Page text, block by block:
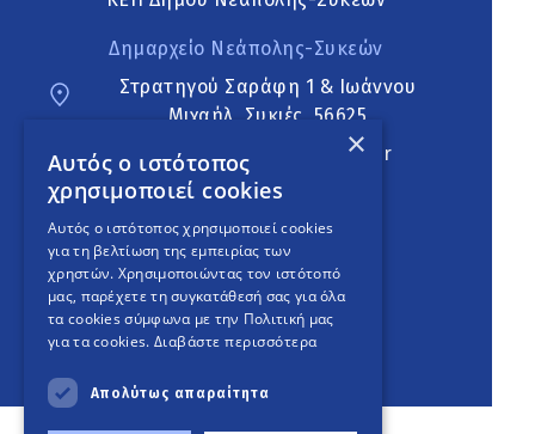
Δημαρχείο Νεάπολης-Συκεών
Στρατηγού Σαράφη 1 & Ιωάννου
Μιχαήλ, Συκιές, 56625
neapoli.sykies@ddt.gov.gr
Ακολουθήστε
English Version
An project
×
Αυτός ο ιστότοπος
χρησιμοποιεί cookies
Αυτός ο ιστότοπος χρησιμοποιεί cookies
για τη βελτίωση της εμπειρίας των
χρηστών. Χρησιμοποιώντας τον ιστότοπό
μας, παρέχετε τη συγκατάθεσή σας για όλα
τα cookies σύμφωνα με την Πολιτική μας
για τα cookies. Διαβάστε περισσότερα
Απολύτως απαραίτητα